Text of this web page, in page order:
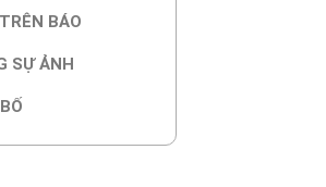
BÁO
SỰ ẢNH